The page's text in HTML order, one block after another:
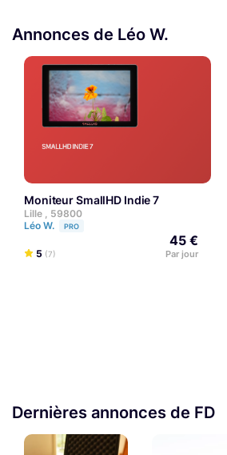
Annonces de Léo W.
Moniteur SmallHD Indie 7
Lille , 59800
Léo W.
PRO
5 (7)
45 €
Par jour
Dernières annonces de FD